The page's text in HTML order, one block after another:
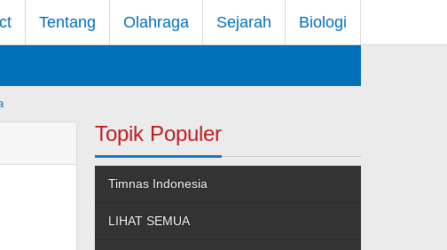
Tentang Olahraga Sejarah Biologi
Topik Populer
Timnas Indonesia
LIHAT SEMUA